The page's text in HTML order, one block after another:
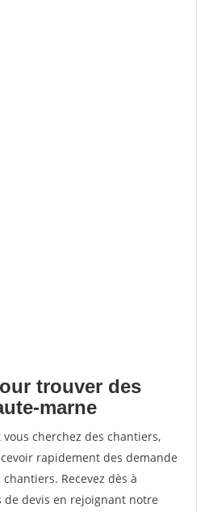
trouver des
marne
cherchez des chantiers,
rapidement des demande
Recevez dès à
de devis en rejoignant notre